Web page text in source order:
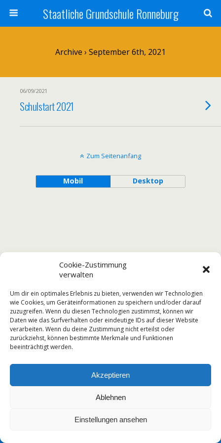
Cookie-Zustimmung
verwalten
Um dir ein optimales Erlebnis zu bieten, verwenden wir Technologien
wie Cookies, um Geräteinformationen zu speichern und/oder darauf
zuzugreifen. Wenn du diesen Technologien zustimmst, können wir
Daten wie das Surfverhalten oder eindeutige IDs auf dieser Website
verarbeiten. Wenn du deine Zustimmung nicht erteilst oder
zurückziehst, können bestimmte Merkmale und Funktionen
beeinträchtigt werden.
Akzeptieren
Ablehnen
Einstellungen ansehen
Staatliche Grundschule Ronneburg
Archive › September 6th, 2021
06/09/2021
Schulstart 2021
Zum Seitenanfang
Mobil Desktop